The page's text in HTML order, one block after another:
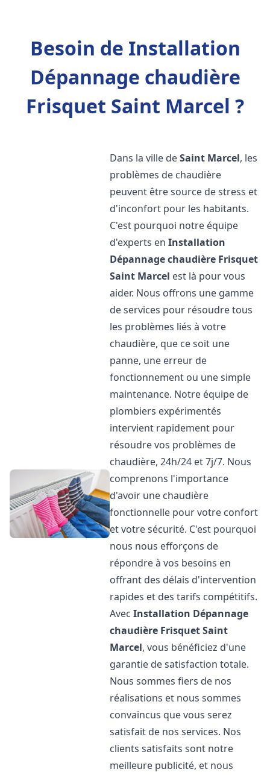
Besoin de Installation
Dépannage chaudière
Frisquet Saint Marcel ?
Dans la ville deSaint Marcel, les
problèmes de chaudière
peuvent être source de stress et
d'inconfort pour les habitants.
C'est pourquoi notre équipe
d'experts enInstallation
Dépannage chaudière Frisquet
Saint Marcel est là pour vous
aider. Nous offrons une gamme
de services pour résoudre tous
les problèmes liés à votre
chaudière, que ce soit une
panne, une erreur de
fonctionnement ou une simple
maintenance. Notre équipe de
plombiers expérimentés
intervient rapidement pour
résoudre vos problèmes de
chaudière, 24h/24 et 7j/7. Nous
comprenons l'importance
d'avoir une chaudière
fonctionnelle pour votre confort
et votre sécurité. C'est pourquoi
nous nous efforçons de
répondre à vos besoins en
offrant des délais d'intervention
rapides et des tarifs compétitifs.
AvecInstallation Dépannage
chaudière FrisquetSaint
Marcel, vous bénéficiez d'une
garantie de satisfaction totale.
Nous sommes fiers de nos
réalisations et nous sommes
convaincus que vous serez
satisfait de nos services. Nos
clients satisfaits sont notre
meilleure publicité, et nous